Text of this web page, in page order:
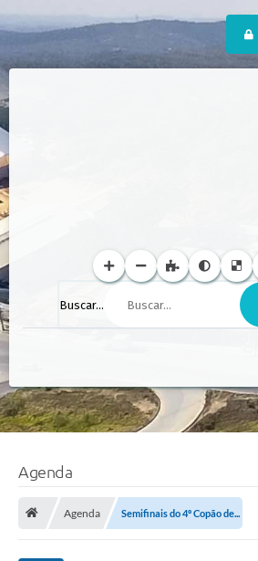
Buscar...
Agenda
Agenda Semifinais do 4º Copão de...